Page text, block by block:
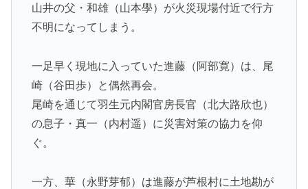
山井の父・和雄（山本學）が火災現場付近で行方
不明になってしまう。
一足早く現地に入っていた進藤（阿部寛）は、尾
崎（谷田歩）と偶然再会。
尾崎を通じて羽生元内閣官房長官（北大路欣也）
の息子・真一（内村遥）に災害対策の協力を仰
ぐ。
一方、華（永野芽郁）は進藤が芦根村に土地勘が